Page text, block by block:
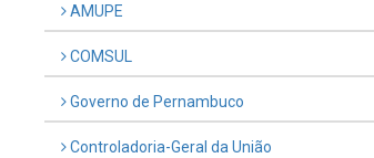
AMUPE
COMSUL
Governo de Pernambuco
Controladoria-Geral da União